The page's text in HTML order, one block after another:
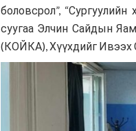
боловсрол”,
суугаа Элчин Сайдын
(КОЙКА), Хүүхдийг Ивээх